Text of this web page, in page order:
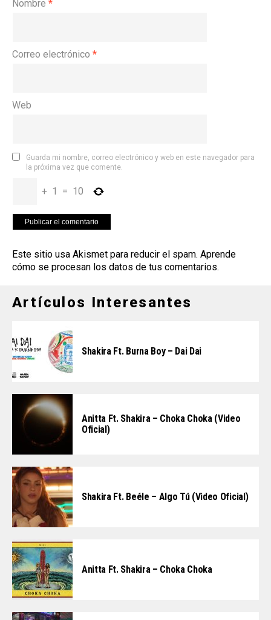
Nombre *
Correo electrónico *
Web
Guarda mi nombre, correo electrónico y web en este navegador para
la próxima vez que comente.
+ 1 = 10
Este sitio usa Akismet para reducir el spam. Aprende
cómo se procesan los datos de tus comentarios.
Artículos Interesantes
Shakira Ft. Burna Boy – Dai Dai
Anitta Ft. Shakira – Choka Choka (Video
Oficial)
Shakira Ft. Beéle – Algo Tú (Video Oficial)
Anitta Ft. Shakira – Choka Choka